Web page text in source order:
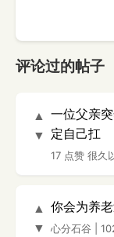
评论过的帖子
▲
▼
一位父亲
定自己扛
17 点赞 很久
▲
▼
你会为养
心分石谷